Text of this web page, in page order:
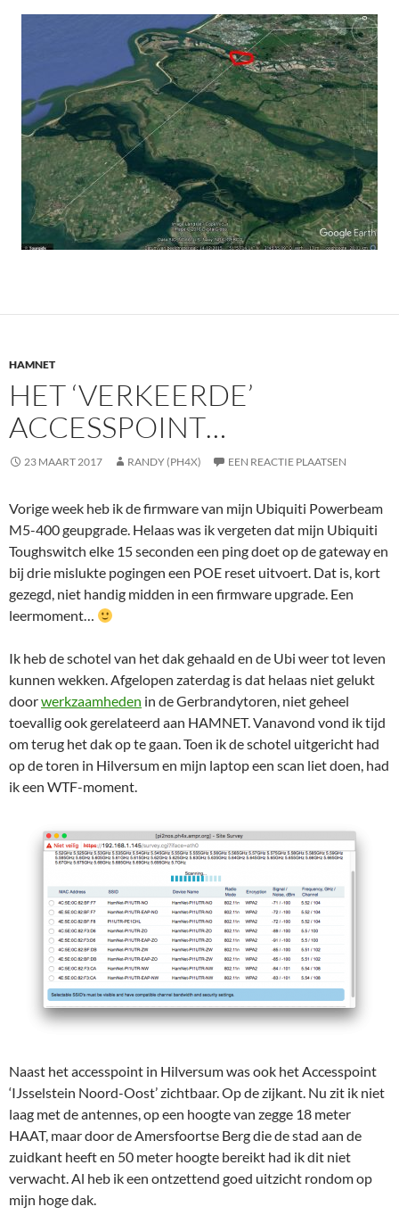
HAMNET
HET ‘VERKEERDE’
ACCESSPOINT…
23 MAART 2017 RANDY (PH4X) EEN REACTIE PLAATSEN
Vorige week heb ik de firmware van mijn Ubiquiti Powerbeam
M5-400 geupgrade. Helaas was ik vergeten dat mijn Ubiquiti
Toughswitch elke 15 seconden een ping doet op de gateway en
bij drie mislukte pogingen een POE reset uitvoert. Dat is, kort
gezegd, niet handig midden in een firmware upgrade. Een
leermoment…
Ik heb de schotel van het dak gehaald en de Ubi weer tot leven
kunnen wekken. Afgelopen zaterdag is dat helaas niet gelukt
doorwerkzaamheden in de Gerbrandytoren, niet geheel
toevallig ook gerelateerd aan HAMNET. Vanavond vond ik tijd
om terug het dak op te gaan. Toen ik de schotel uitgericht had
op de toren in Hilversum en mijn laptop een scan liet doen, had
ik een WTF-moment.
Naast het accesspoint in Hilversum was ook het Accesspoint
‘IJsselstein Noord-Oost’ zichtbaar. Op de zijkant. Nu zit ik niet
laag met de antennes, op een hoogte van zegge 18 meter
HAAT, maar door de Amersfoortse Berg die de stad aan de
zuidkant heeft en 50 meter hoogte bereikt had ik dit niet
verwacht. Al heb ik een ontzettend goed uitzicht rondom op
mijn hoge dak.